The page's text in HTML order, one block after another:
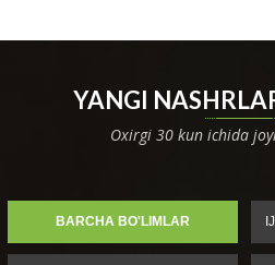
YANGI
Oxirgi 30 kun ichida
BARCHA BO'LIMLAR